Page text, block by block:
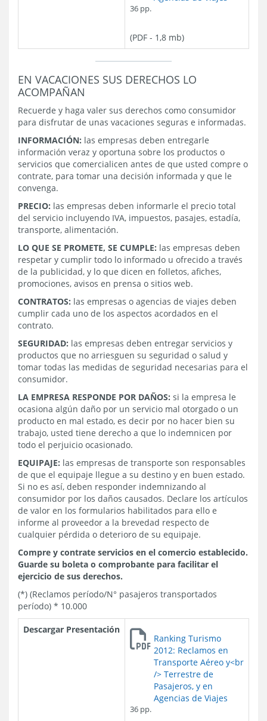
36 pp.
(PDF - 1,8 mb)
EN VACACIONES SUS DERECHOS LO
ACOMPAÑAN
Recuerde y haga valer sus derechos como consumidor
para disfrutar de unas vacaciones seguras e informadas.
INFORMACIÓN: las empresas deben entregarle
información veraz y oportuna sobre los productos o
servicios que comercialicen antes de que usted compre o
contrate, para tomar una decisión informada y que le
convenga.
PRECIO: las empresas deben informarle el precio total
del servicio incluyendo IVA, impuestos, pasajes, estadía,
transporte, alimentación.
LO QUE SE PROMETE, SE CUMPLE: las empresas deben
respetar y cumplir todo lo informado u ofrecido a través
de la publicidad, y lo que dicen en folletos, afiches,
promociones, avisos en prensa o sitios web.
CONTRATOS: las empresas o agencias de viajes deben
cumplir cada uno de los aspectos acordados en el
contrato.
SEGURIDAD: las empresas deben entregar servicios y
productos que no arriesguen su seguridad o salud y
tomar todas las medidas de seguridad necesarias para el
consumidor.
LA EMPRESA RESPONDE POR DAÑOS: si la empresa le
ocasiona algún daño por un servicio mal otorgado o un
producto en mal estado, es decir por no hacer bien su
trabajo, usted tiene derecho a que lo indemnicen por
todo el perjuicio ocasionado.
EQUIPAJE: las empresas de transporte son responsables
de que el equipaje llegue a su destino y en buen estado.
Si no es así, deben responder indemnizando al
consumidor por los daños causados. Declare los artículos
de valor en los formularios habilitados para ello e
informe al proveedor a la brevedad respecto de
cualquier pérdida o deterioro de su equipaje.
Compre y contrate servicios en el comercio establecido.
Guarde su boleta o comprobante para facilitar el
ejercicio de sus derechos.
(*) (Reclamos período/N° pasajeros transportados
período) * 10.000
Descargar Presentación
Ranking Turismo
2012: Reclamos en
Transporte Aéreo y<br
/> Terrestre de
Pasajeros, y en
Agencias de Viajes
36 pp.